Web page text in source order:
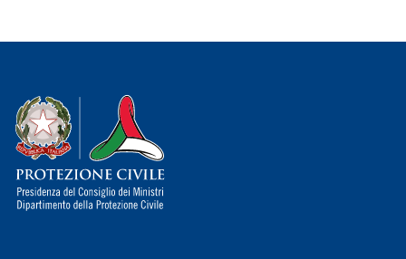
Dipartimento della Protezione Civile